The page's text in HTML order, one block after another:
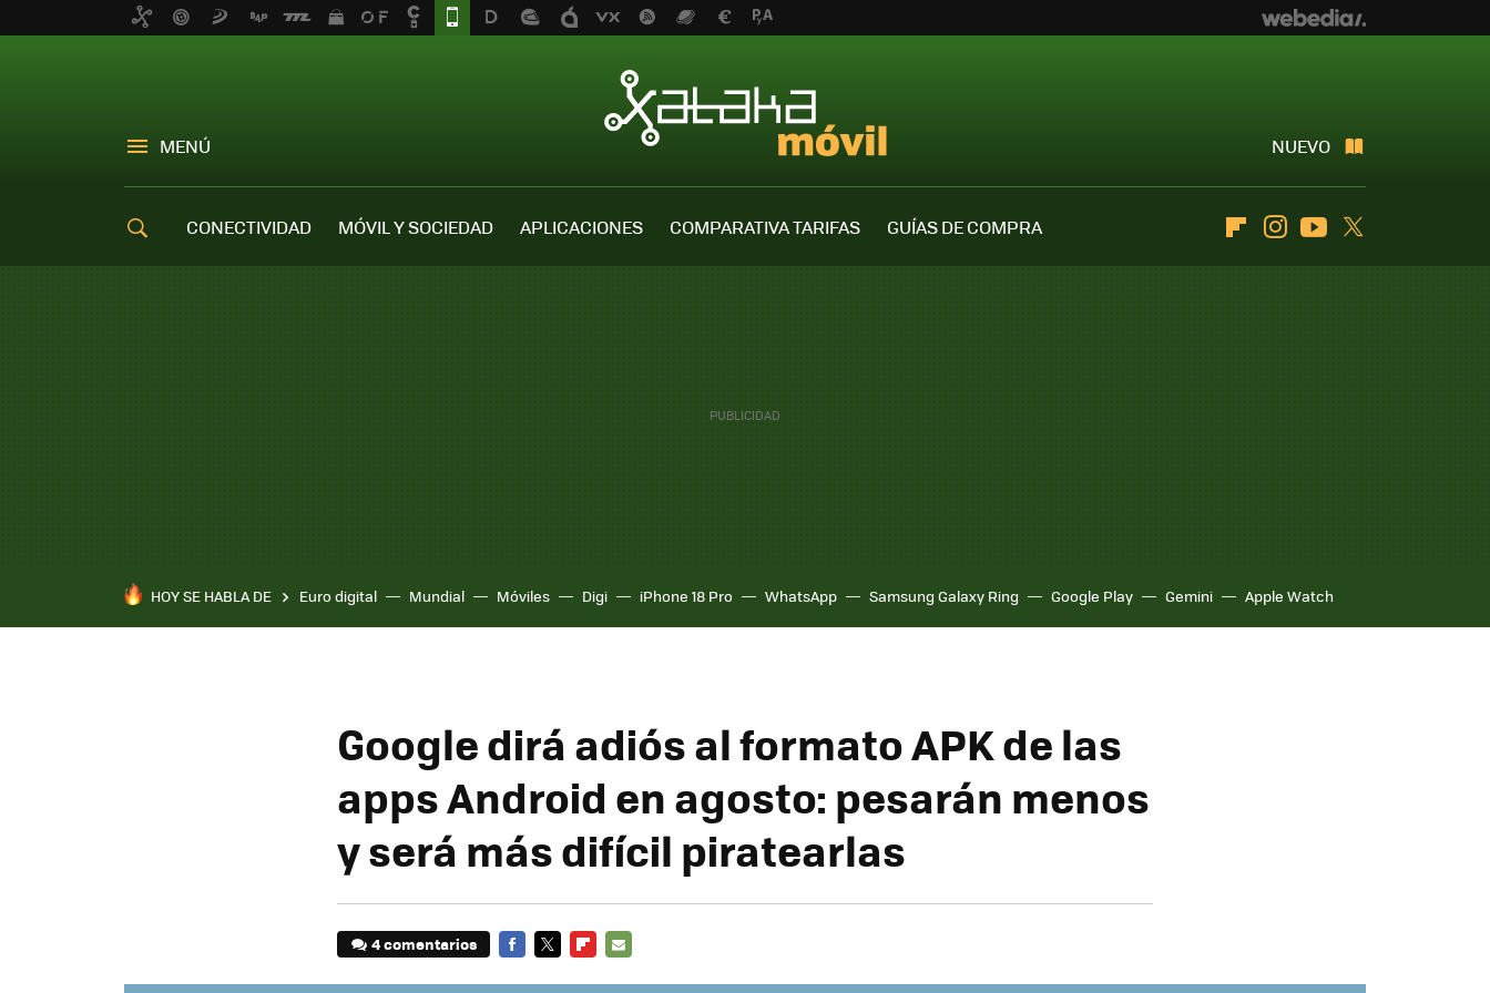
MENÚ NUEVO
CONECTIVIDAD MÓVIL Y SOCIEDAD APLICACIONES COMPARATIVA TARIFAS
GUÍAS DE COMPRA
FlipboardInstagramYoutube
HOY SE HABLA DE Euro digital Mundial Móviles Digi iPhone 18 Pro WhatsApp Samsung Galaxy Ring Google Play Gemini Apple Watch
Google dirá adiós al formato APK de las
apps Android en agosto: pesarán menos
y será más difícil piratearlas
4 comentarios